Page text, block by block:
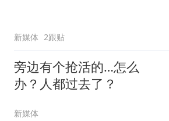
新媒体 2跟贴
旁边有个抢活的…怎么
办？人都过去了？
新媒体